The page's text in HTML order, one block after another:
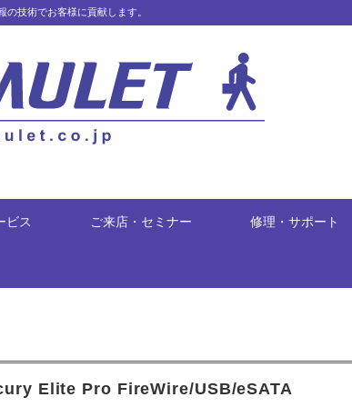
の技術でお客様に貢献します。
ビス ご来店・セミナー 修理・サポート
Elite Pro FireWire/USB/eSATA